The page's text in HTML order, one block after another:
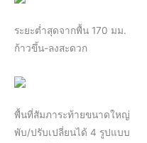
ระยะต่ำสุดจากพื้น 170 มม.
ก้าวขึ้น-ลงสะดวก
พื้นที่สัมภาระท้ายขนาดใหญ่
พับ/ปรับเปลี่ยนได้ 4 รูปแบบ